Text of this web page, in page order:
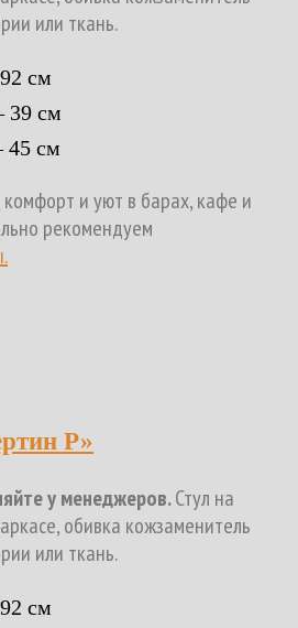
или ткань.
см
39 см
см
комфорт и уют в барах, кафе и
рекомендуем
Р»
у менеджеров.Стул на
обивка кожзаменитель
или ткань.
см